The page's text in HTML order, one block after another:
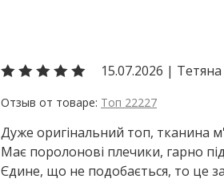
15.07.2026 | Тетяна
Топ 22227
Дуже оригінальний топ, тканина
Має поролонові плечики, гарно
Єдине, що не подобається, то це